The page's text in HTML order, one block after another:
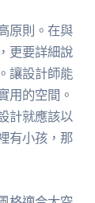
原則。在與
更要詳細說
讓設計師能
用的空間。
計就應該以
有小孩，那